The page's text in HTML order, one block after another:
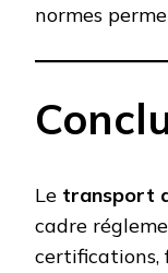
normes
Le transport
cadre
certifications,